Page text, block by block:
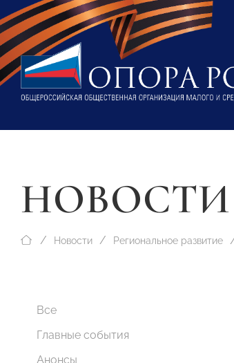
НОВОСТИ
Новости Региональное развитие
Все
Главные события
Анонсы